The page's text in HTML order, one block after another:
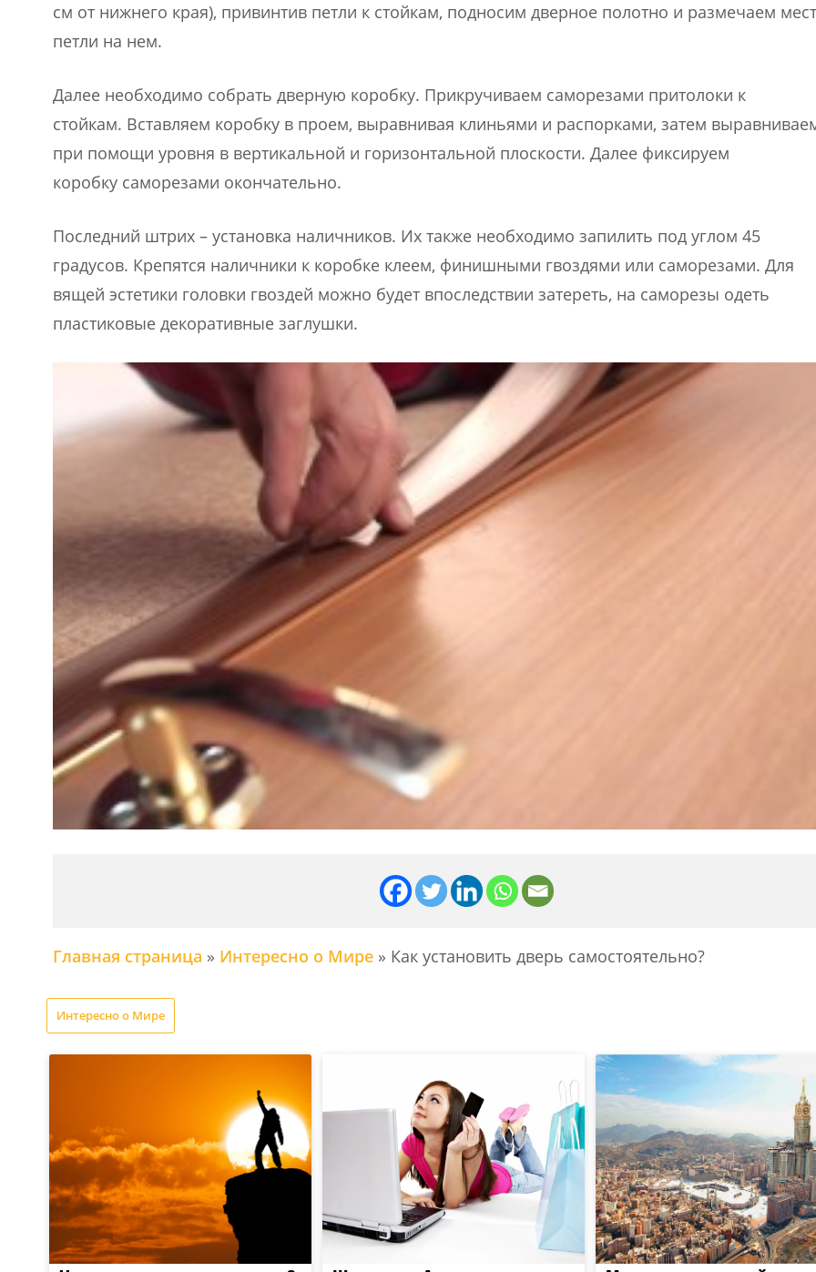
см от нижнего края), привинтив петли к стойкам, подносим дверное полотно и размечаем
петли на нем.
Далее необходимо собрать дверную коробку. Прикручиваем саморезами притолоки к
стойкам. Вставляем коробку в проем, выравнивая клиньями и распорками, затем
при помощи уровня в вертикальной и горизонтальной плоскости. Далее фиксируем
коробку саморезами окончательно.
Последний штрих – установка наличников. Их также необходимо запилить под углом 45
градусов. Крепятся наличники к коробке клеем, финишными гвоздями или саморезами. Для
вящей эстетики головки гвоздей можно будет впоследствии затереть, на саморезы одеть
пластиковые декоративные заглушки.
Главная страница » Интересно о Мире» Как установить дверь самостоятельно?
Интересно о Мире